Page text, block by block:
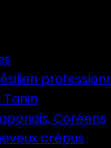
Tanin
Coréens
crépus